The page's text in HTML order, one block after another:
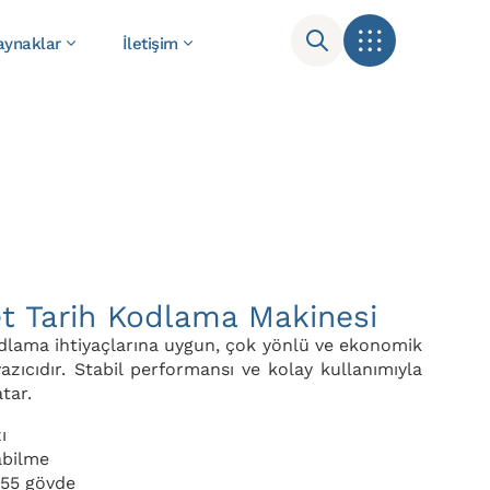
İletişim
Tarih Kodlama Makinesi
ihtiyaçlarına uygun, çok yönlü ve ekonomik
Stabil performansı ve kolay kullanımıyla
gövde